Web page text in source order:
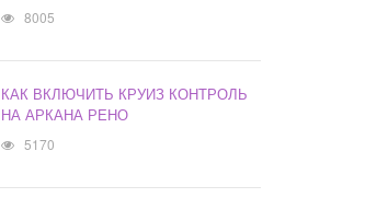
8005
КАК ВКЛЮЧИТЬ КРУИЗ КОНТРОЛЬ
НА АРКАНА РЕНО
5170